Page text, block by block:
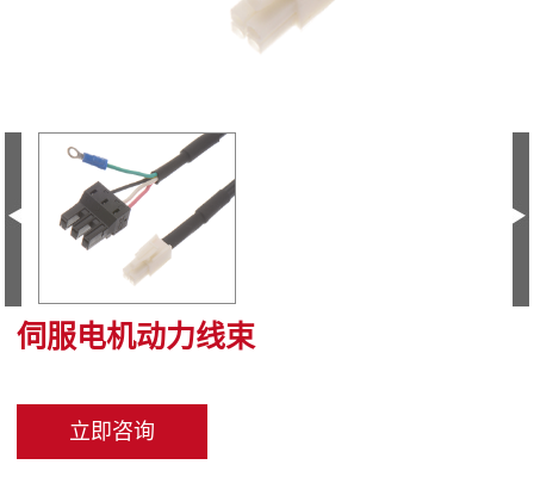
伺服电机动力线束
立即咨询